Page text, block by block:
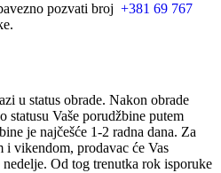
pozvati broj +381 69 767
u status obrade. Nakon obrade
statusu Vaše porudžbine putem
je najčešće 1-2 radna dana. Za
i vikendom, prodavac će Vas
Od tog trenutka rok isporuke